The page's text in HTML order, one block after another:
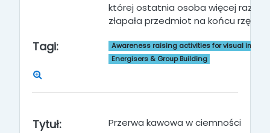
której ostatnia osoba więcej razy
złapała przedmiot na końcu rzędu.
Tagi:
Awareness raising activities for visual
Energisers & Group Building
Tytuł: Przerwa kawowa w ciemności